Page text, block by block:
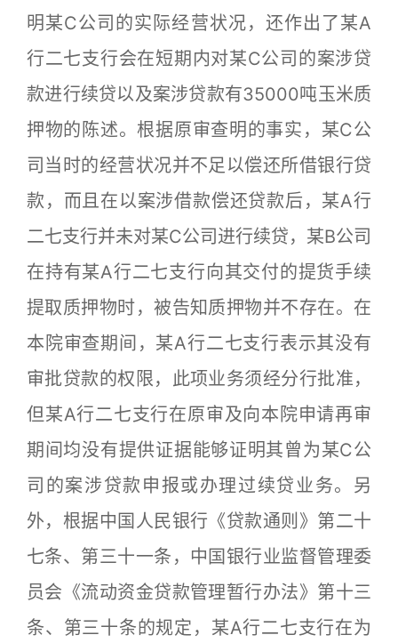
明某C公司的实际经营状况，还作出了某A
行二七支行会在短期内对某C公司的案涉贷
款进行续贷以及案涉贷款有35000吨玉米质
押物的陈述。根据原审查明的事实，某C公
司当时的经营状况并不足以偿还所借银行贷
款，而且在以案涉借款偿还贷款后，某A行
二七支行并未对某C公司进行续贷，某B公司
在持有某A行二七支行向其交付的提货手续
提取质押物时，被告知质押物并不存在。在
本院审查期间，某A行二七支行表示其没有
审批贷款的权限，此项业务须经分行批准，
但某A行二七支行在原审及向本院申请再审
期间均没有提供证据能够证明其曾为某C公
司的案涉贷款申报或办理过续贷业务。另
外，根据中国人民银行《贷款通则》第二十
七条、第三十一条，中国银行业监督管理委
员会《流动资金贷款管理暂行办法》第十三
条、第三十条的规定，某A行二七支行在为